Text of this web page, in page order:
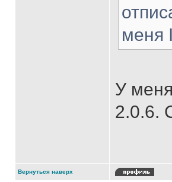
меня
У
2.0.6.
Вернуться наверх